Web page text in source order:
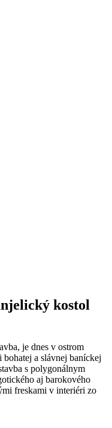
kostol
je dnes v ostrom
a slávnej baníckej
s polygonálnym
aj barokového
freskami v interiéri zo